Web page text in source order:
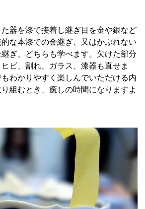
器を漆で接着し継ぎ目を金や銀など
な本漆での金継ぎ、又はかぶれない
ぎ、どちらも学べます。欠けた部分
ビ、割れ、ガラス、漆器も直せま
わかりやすく楽しんでいただける内
組むとき、癒しの時間になりますよ